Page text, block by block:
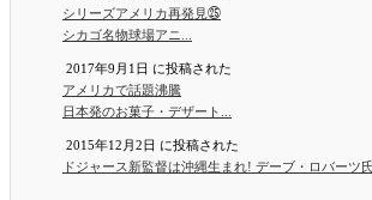
シリーズアメリカ再発見㉕
シカゴ名物球場アニ...
2017年9月1日 に投稿された
アメリカで話題沸騰
日本発のお菓子・デザート...
2015年12月2日 に投稿された
ドジャース新監督は沖縄生まれ! デーブ・ロバーツ氏